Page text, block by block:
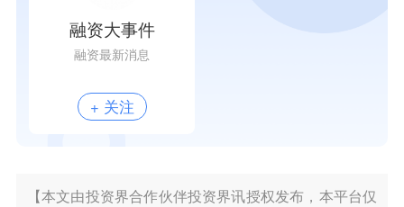
融资大事件
融资最新消息
+ 关注
【本文由投资界合作伙伴投资界讯授权发布，本平台仅